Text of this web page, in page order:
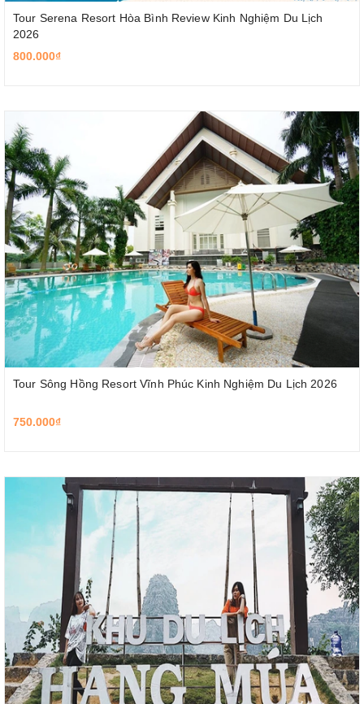
Tour Serena Resort Hòa Bình Review Kinh Nghiệm Du Lịch
2026
800.000₫
Tour Sông Hồng Resort Vĩnh Phúc Kinh Nghiệm Du Lịch 2026
750.000₫